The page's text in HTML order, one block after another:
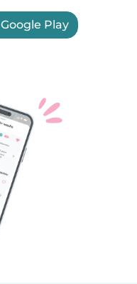
Google Play